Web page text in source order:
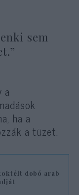
sem
a
ha a
a tüzet.
dobó arab